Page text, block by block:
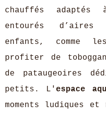
chauffés
entourés
enfants, comme
profiter de
de pataugeoires
petits. L' espace
moments ludiques